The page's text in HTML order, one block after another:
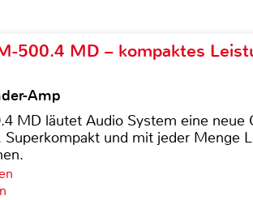
500.4 MD – kompaktes
Amp
MD läutet Audio System eine neue
Superkompakt und mit jeder Menge